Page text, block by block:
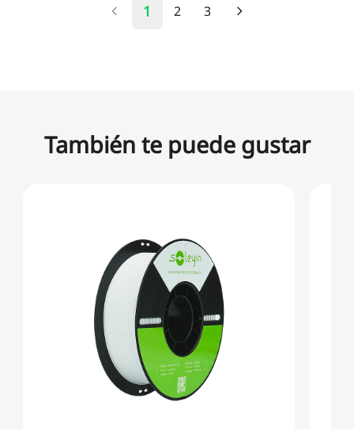
1 2 3
También te puede gustar